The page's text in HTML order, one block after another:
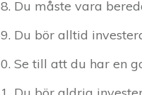
Du måste vara
Du bör alltid
Se till att du har en